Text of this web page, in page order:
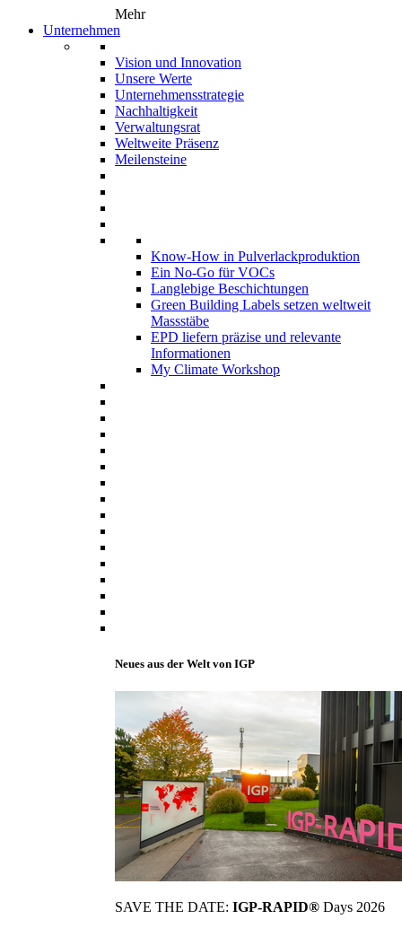
Mehr
Unternehmen
Vision und Innovation
Unsere Werte
Unternehmensstrategie
Nachhaltigkeit
Verwaltungsrat
Weltweite Präsenz
Meilensteine
Know-How in Pulverlackproduktion
Ein No-Go für VOCs
Langlebige Beschichtungen
Green Building Labels setzen weltweit
Massstäbe
EPD liefern präzise und relevante
Informationen
My Climate Workshop
Neues aus der Welt von IGP
SAVE THE DATE: IGP-RAPID® Days 2026